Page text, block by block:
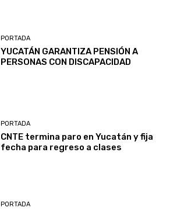
PORTADA
YUCATÁN GARANTIZA PENSIÓN A
PERSONAS CON DISCAPACIDAD
PORTADA
CNTE termina paro en Yucatán y fija
fecha para regreso a clases
PORTADA